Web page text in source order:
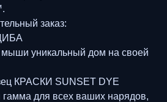
заказ:
уникальный дом на своей
КРАСКИ SUNSET DYE
гамма для всех ваших нарядов,